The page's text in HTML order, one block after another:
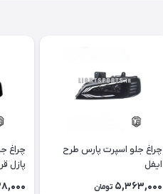
چراغ جلو اسپرت پارس طرح
ایفل
5,363,000 تومان
چراغ
پازل